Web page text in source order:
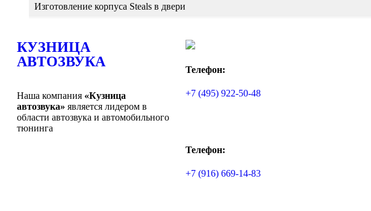
Изготовление корпуса Steals в двери
КУЗНИЦА
АВТОЗВУКА
Наша компания «Кузница
автозвука» является лидером в
области автозвука и автомобильного
тюнинга
Телефон:
+7 (495) 922-50-48
Телефон:
+7 (916) 669-14-83